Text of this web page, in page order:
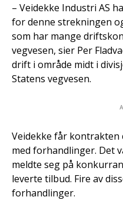
– Veidekke Industri AS
for denne strekningen
som har mange
vegvesen, sier Per
drift i område midt i
Statens vegvesen.
Veidekke får
med forhandlinger. Det
meldte seg på
leverte tilbud. Fire av
forhandlinger.